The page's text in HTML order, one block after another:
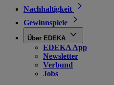
Nachhaltigkeit
Gewinnspiele
Über EDEKA
EDEKA App
Newsletter
Verbund
Jobs